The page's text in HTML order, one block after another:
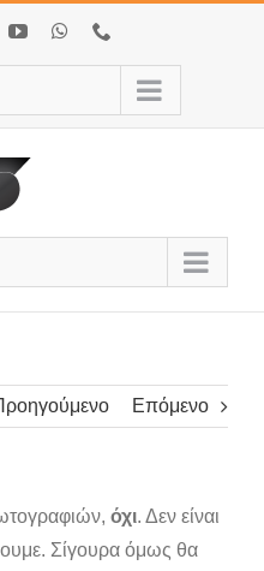
YouTubeWhatsApp
Επόμενο
όχι. Δεν είναι
Σίγουρα όμως θα